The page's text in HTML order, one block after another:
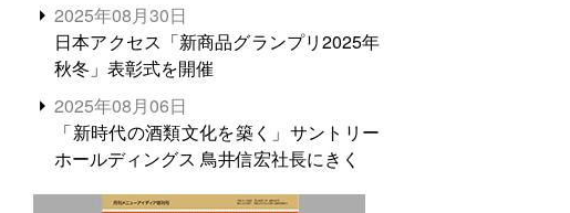
2025年08月30日
日本アクセス「新商品グランプリ2025年
秋冬」表彰式を開催
2025年08月06日
「新時代の酒類文化を築く」サントリー
ホールディングス 鳥井信宏社長にきく